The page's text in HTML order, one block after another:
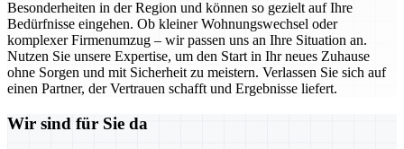
Besonderheiten in der Region und können so gezielt auf Ihre
Bedürfnisse eingehen. Ob kleiner Wohnungswechsel oder
komplexer Firmenumzug – wir passen uns an Ihre Situation an.
Nutzen Sie unsere Expertise, um den Start in Ihr neues Zuhause
ohne Sorgen und mit Sicherheit zu meistern. Verlassen Sie sich auf
einen Partner, der Vertrauen schafft und Ergebnisse liefert.
Wir sind für Sie da